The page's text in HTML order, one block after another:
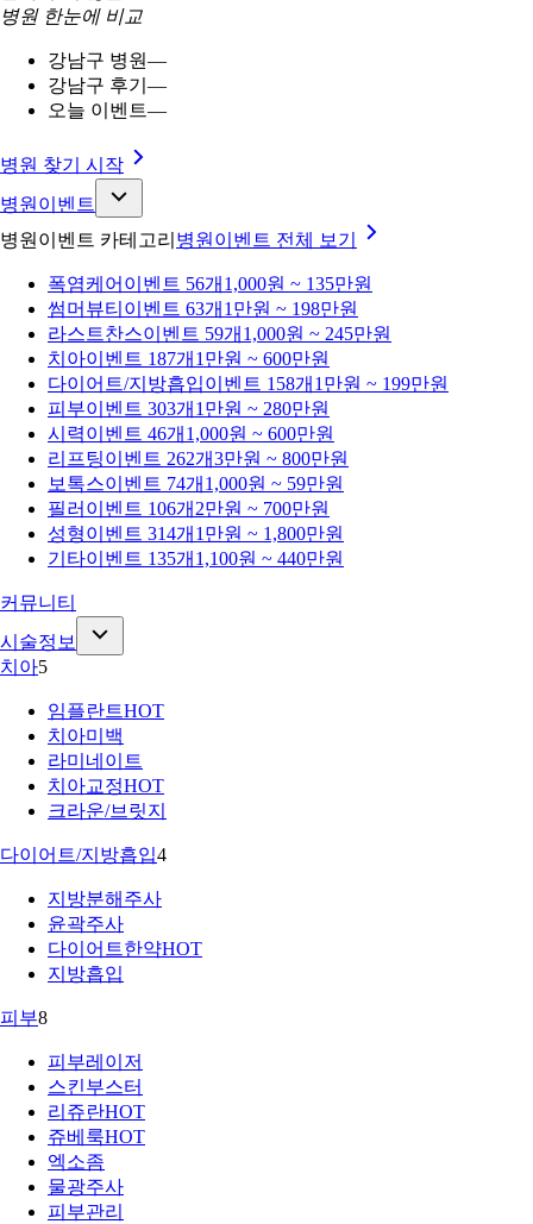
병원 한눈에 비교
강남구 병원—
강남구 후기 —
오늘 이벤트—
병원 찾기 시작
병원이벤트
병원이벤트 카테고리 병원이벤트 전체 보기
폭염케어 이벤트 56개 1,000원 ~ 135만원
썸머뷰티 이벤트 63개 1만원 ~ 198만원
라스트찬스이벤트 59개 1,000원 ~ 245만원
치아이벤트 187개 1만원 ~ 600만원
다이어트/지방흡입이벤트 158개 1만원 ~ 199만원
피부이벤트 303개 1만원 ~ 280만원
시력이벤트 46개 1,000원 ~ 600만원
리프팅이벤트 262개3만원 ~ 800만원
보톡스이벤트 74개 1,000원 ~ 59만원
필러 이벤트 106개 2만원 ~ 700만원
성형이벤트 314개 1만원 ~ 1,800만원
기타이벤트 135개 1,100원 ~ 440만원
커뮤니티
시술정보
치아5
임플란트HOT
치아미백
라미네이트
치아교정HOT
크라운/브릿지
다이어트/지방흡입4
지방분해주사
윤곽주사
다이어트한약HOT
지방흡입
피부8
피부레이저
스킨부스터
리쥬란HOT
쥬베룩HOT
엑소좀
물광주사
피부관리